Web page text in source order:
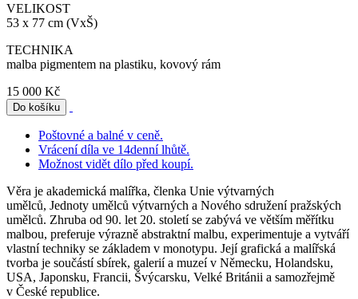
VELIKOST
53 x 77 cm (VxŠ)
TECHNIKA
malba pigmentem na plastiku, kovový rám
15 000 Kč
Poštovné a balné v ceně.
Vrácení díla ve 14denní lhůtě.
Možnost vidět dílo před koupí.
Věra je akademická malířka, členka Unie výtvarných
umělců, Jednoty umělců výtvarných a Nového sdružení pražských
umělců. Zhruba od 90. let 20. století se zabývá ve větším měřítku
malbou, preferuje výrazně abstraktní malbu, experimentuje a vytváří
vlastní techniky se základem v monotypu. Její grafická a malířská
tvorba je součástí sbírek, galerií a muzeí v Německu, Holandsku,
USA, Japonsku, Francii, Švýcarsku, Velké Británii a samozřejmě
v České republice.